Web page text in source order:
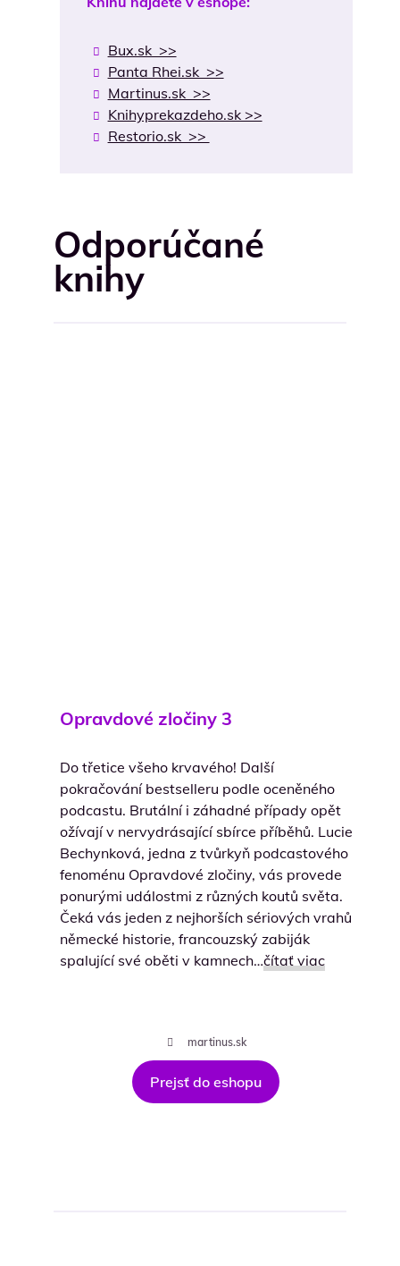
Bux.sk >>
Panta Rhei.sk >>
Martinus.sk >>
Knihyprekazdeho.sk >>
Restorio.sk >>
Odporúčané
knihy
Opravdové zločiny 3
Do třetice všeho krvavého! Další
pokračování bestselleru podle oceněného
podcastu. Brutální i záhadné případy opět
ožívají v nervydrásající sbírce příběhů. Lucie
Bechynková, jedna z tvůrkyň podcastového
fenoménu Opravdové zločiny, vás provede
ponurými událostmi z různých koutů světa.
Čeká vás jeden z nejhorších sériových vrahů
německé historie, francouzský zabiják
spalující své oběti v kamnech…čítať viac
martinus.sk
Prejsť do eshopu